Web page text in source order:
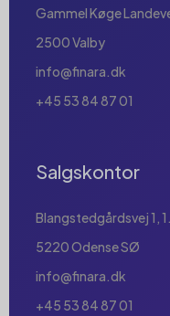
Gammel Køge
2500 Valby
info@finara.dk
+45 53 84 87 01
Salgskontor
Blangstedgårdsvej 1, 1.
5220 Odense SØ
info@finara.dk
+45 53 84 87 01